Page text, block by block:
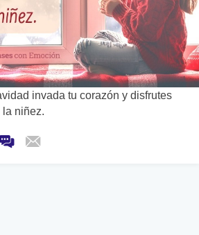
invada tu corazón y disfrutes
la niñez.